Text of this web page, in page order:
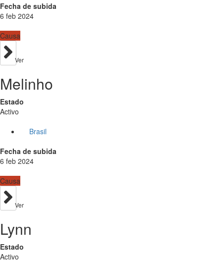
Fecha de subida
6 feb 2024
Causa
Ver
Melinho
Estado
Activo
Brasil
Fecha de subida
6 feb 2024
Causa
Ver
Lynn
Estado
Activo